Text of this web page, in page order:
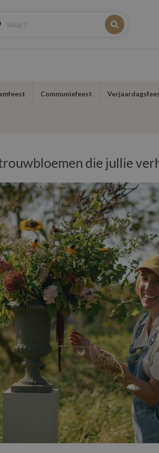
Communiefeest
die jullie